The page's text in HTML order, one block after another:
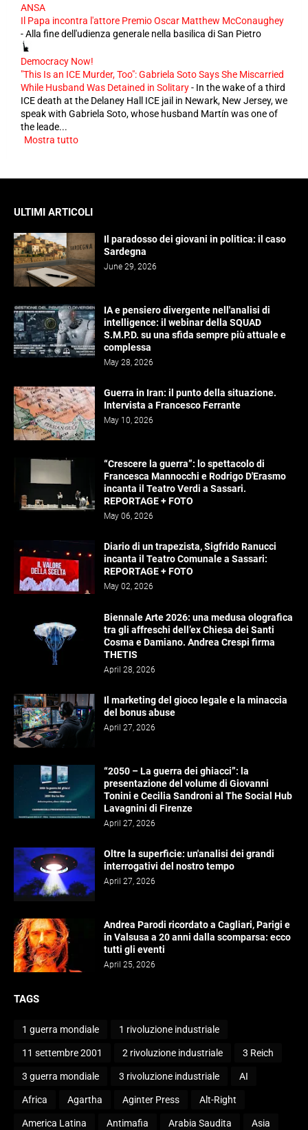
ANSA
Il Papa incontra l'attore Premio Oscar Matthew McConaughey
-Alla fine dell'udienza generale nella basilica di San Pietro
Democracy Now!
"This Is an ICE Murder, Too": Gabriela Soto Says She Miscarried
While Husband Was Detained in Solitary- In the wake of a third
ICE death at the Delaney Hall ICE jail in Newark, New Jersey, we
speak with Gabriela Soto, whose husband Martín was one of
the leade...
Mostra tutto
ULTIMI ARTICOLI
Il paradosso dei giovani in politica: il caso
Sardegna
June 29, 2026
IA e pensiero divergente nell'analisi di
intelligence: il webinar della SQUAD
S.M.P.D. su una sfida sempre più attuale e
complessa
May 28, 2026
Guerra in Iran: il punto della situazione.
Intervista a Francesco Ferrante
May 10, 2026
“Crescere la guerra”: lo spettacolo di
Francesca Mannocchi e Rodrigo D'Erasmo
incanta il Teatro Verdi a Sassari.
REPORTAGE + FOTO
May 06, 2026
Diario di un trapezista, Sigfrido Ranucci
incanta il Teatro Comunale a Sassari:
REPORTAGE + FOTO
May 02, 2026
Biennale Arte 2026: una medusa olografica
tra gli affreschi dell’ex Chiesa dei Santi
Cosma e Damiano. Andrea Crespi firma
THETIS
April 28, 2026
Il marketing del gioco legale e la minaccia
del bonus abuse
April 27, 2026
“2050 – La guerra dei ghiacci”: la
presentazione del volume di Giovanni
Tonini e Cecilia Sandroni al The Social Hub
Lavagnini di Firenze
April 27, 2026
Oltre la superficie: un'analisi dei grandi
interrogativi del nostro tempo
April 27, 2026
Andrea Parodi ricordato a Cagliari, Parigi e
in Valsusa a 20 anni dalla scomparsa: ecco
tutti gli eventi
April 25, 2026
TAGS
1 guerra mondiale 1 rivoluzione industriale
11 settembre 2001 2 rivoluzione industriale 3 Reich
3 guerra mondiale 3 rivoluzione industriale AI
Africa Agartha Aginter Press Alt-Right
America Latina Antimafia Arabia Saudita Asia